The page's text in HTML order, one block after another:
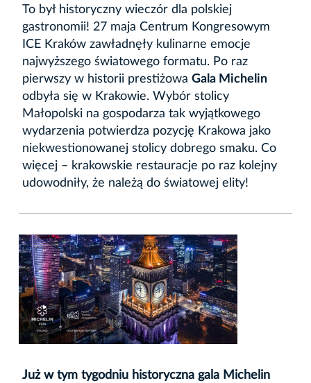
To był historyczny wieczór dla polskiej
gastronomii! 27 maja Centrum Kongresowym
ICE Kraków zawładnęły kulinarne emocje
najwyższego światowego formatu. Po raz
pierwszy w historii prestiżowa Gala Michelin
odbyła się w Krakowie. Wybór stolicy
Małopolski na gospodarza tak wyjątkowego
wydarzenia potwierdza pozycję Krakowa jako
niekwestionowanej stolicy dobrego smaku. Co
więcej – krakowskie restauracje po raz kolejny
udowodniły, że należą do światowej elity!
Już w tym tygodniu historyczna gala Michelin